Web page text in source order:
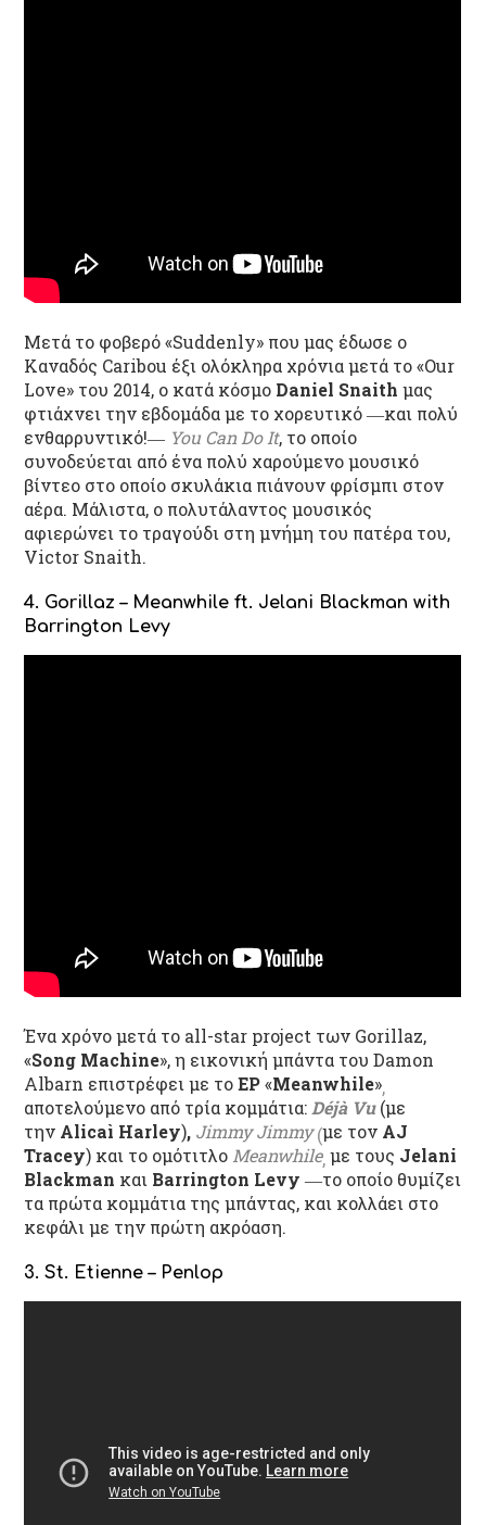
Μετά το φοβερό «Suddenly» που μας έδωσε ο
Καναδός Caribou έξι ολόκληρα χρόνια μετά το «Our
Love» του 2014, ο κατά κόσμο Daniel Snaithμας
φτιάχνει την εβδομάδα με το χορευτικό ―και πολύ
ενθαρρυντικό!― You Can Do It, το οποίο
συνοδεύεται από ένα πολύ χαρούμενο μουσικό
βίντεο στο οποίο σκυλάκια πιάνουν φρίσμπι στον
αέρα. Μάλιστα, ο πολυτάλαντος μουσικός
αφιερώνει το τραγούδι στη μνήμη του πατέρα του,
Victor Snaith.
4. Gorillaz – Meanwhile ft. Jelani Blackman with
Barrington Levy
Ένα χρόνο μετά το all-star project των Gorillaz,
«Song Machine», η εικονική μπάντα του Damon
Albarn επιστρέφει με τοEP«Meanwhile»,
αποτελούμενο από τρία κομμάτια: Déjà Vu (με
την Alicaì Harley), Jimmy Jimmy(με τον AJ
Tracey) και το ομότιτλο Meanwhile,με τους Jelani
Blackman και Barrington Levy―το οποίο θυμίζει
τα πρώτα κομμάτια της μπάντας, και κολλάει στο
κεφάλι με την πρώτη ακρόαση.
3. St. Etienne – Penlop